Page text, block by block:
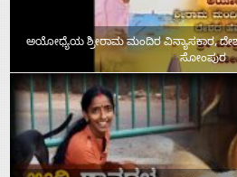
ಅಯೋಧ್ಯೆಯ ಶ್ರೀರಾಮ ಮಂದಿರ ವಿನ್ಯಾಸಕಾರ,
ಸೋಂಪುರ